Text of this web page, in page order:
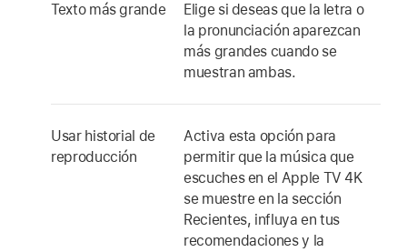
Texto más grande
Elige si deseas que la letra o
la pronunciación aparezcan
más grandes cuando se
muestran ambas.
Usar historial de
reproducción
Activa esta opción para
permitir que la música que
escuches en el Apple TV 4K
se muestre en la sección
Recientes, influya en tus
recomendaciones y la